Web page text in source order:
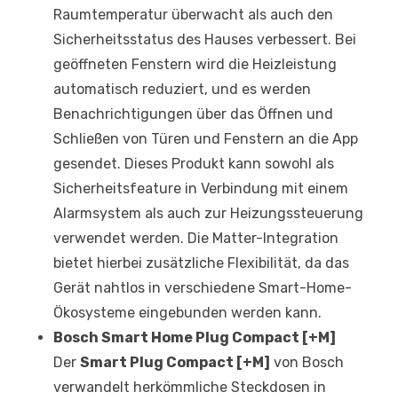
Raumtemperatur überwacht als auch den
Sicherheitsstatus des Hauses verbessert. Bei
geöffneten Fenstern wird die Heizleistung
automatisch reduziert, und es werden
Benachrichtigungen über das Öffnen und
Schließen von Türen und Fenstern an die App
gesendet. Dieses Produkt kann sowohl als
Sicherheitsfeature in Verbindung mit einem
Alarmsystem als auch zur Heizungssteuerung
verwendet werden. Die Matter-Integration
bietet hierbei zusätzliche Flexibilität, da das
Gerät nahtlos in verschiedene Smart-Home-
Ökosysteme eingebunden werden kann.
Bosch Smart Home Plug Compact [+M]
Der Smart Plug Compact [+M] von Bosch
verwandelt herkömmliche Steckdosen in